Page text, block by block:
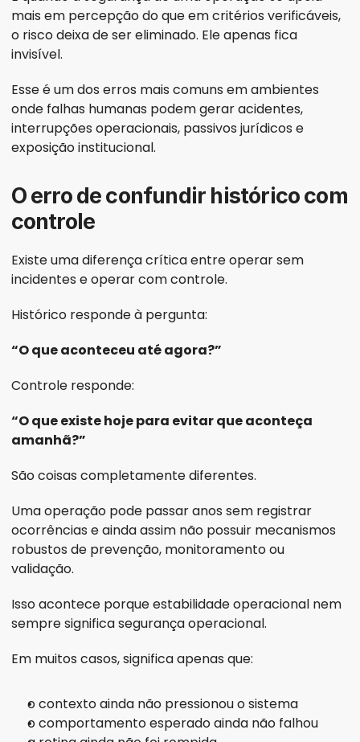
mais em percepção do que em critérios verificáveis,
o risco deixa de ser eliminado. Ele apenas fica
invisível.
Esse é um dos erros mais comuns em ambientes
onde falhas humanas podem gerar acidentes,
interrupções operacionais, passivos jurídicos e
exposição institucional.
O erro de confundir histórico com
controle
Existe uma diferença crítica entre operar sem
incidentes e operar com controle.
Histórico responde à pergunta:
“O que aconteceu até agora?”
Controle responde:
“O que existe hoje para evitar que aconteça
amanhã?”
São coisas completamente diferentes.
Uma operação pode passar anos sem registrar
ocorrências e ainda assim não possuir mecanismos
robustos de prevenção, monitoramento ou
validação.
Isso acontece porque estabilidade operacional nem
sempre significa segurança operacional.
Em muitos casos, significa apenas que:
o contexto ainda não pressionou o sistema
o comportamento esperado ainda não falhou